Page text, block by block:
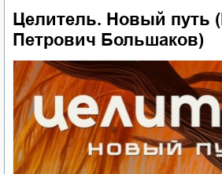
Целитель. Новый путь
Петрович Большаков)